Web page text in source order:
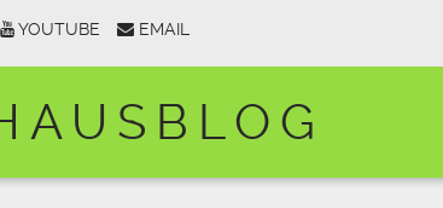
YOUTUBE EMAIL